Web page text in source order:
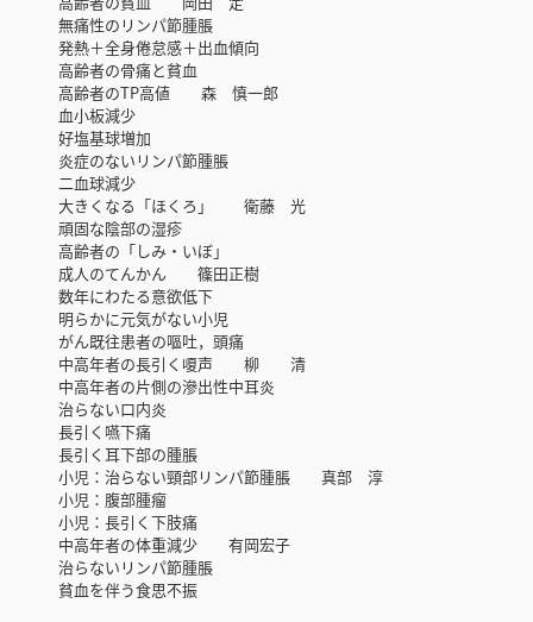
無痛性のリンパ節腫脹
発熱＋全身倦怠感＋出血傾向
高齢者の骨痛と貧血
高齢者のTP高値 森 慎一郎
血小板減少
好塩基球増加
炎症のないリンパ節腫脹
二血球減少
大きくなる「ほくろ」 衛藤 光
頑固な陰部の湿疹
高齢者の「しみ・いぼ」
成人のてんかん 篠田正樹
数年にわたる意欲低下
明らかに元気がない小児
がん既往患者の嘔吐，頭痛
中高年者の長引く嗄声 柳 清
中高年者の片側の滲出性中耳炎
治らない口内炎
長引く嚥下痛
長引く耳下部の腫脹
小児：治らない頸部リンパ節腫脹 真部 淳
小児：腹部腫瘤
小児：長引く下肢痛
中高年者の体重減少 有岡宏子
治らないリンパ節腫脹
貧血を伴う食思不振